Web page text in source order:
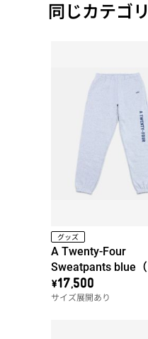
同じカテゴ
グッズ
A Twenty-Four
Sweatpants blue（
ン左）
\17,500
サイズ展開あり